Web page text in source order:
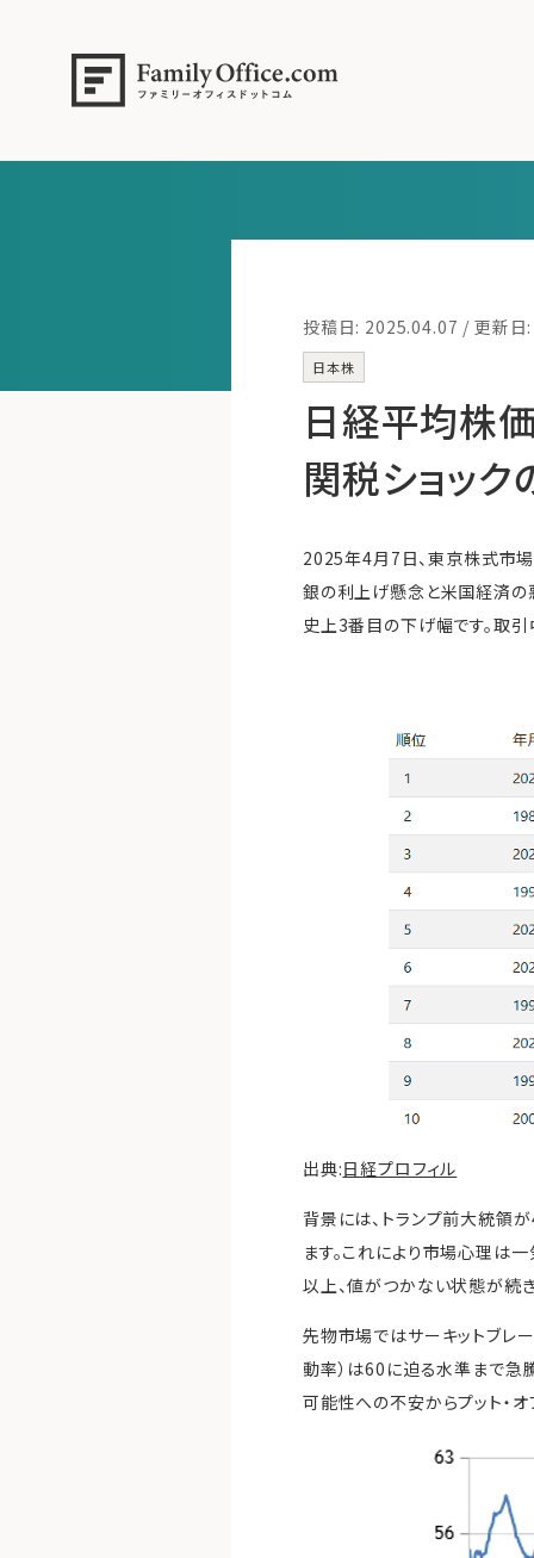
投稿日: 2025.04.07 / 更新
日本株
日経平均株
関税ショッ
2025年4月7日、東京株式市
銀の利上げ懸念と米国経済の
史上3番目の下げ幅です。取
出典:日経プロフィル
背景には、トランプ前大統領
ます。これにより市場心理は
以上、値がつかない状態が続
先物市場ではサーキットブレ
動率）は60に迫る水準まで急
可能性への不安からプット・